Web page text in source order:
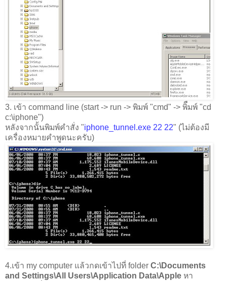
3. เข้า command line (start -> run -> พิมพ์ "cmd" -> พิืมพ์ "cd
c:\iphone")
หลังจากนั้นพิมพ์คำสั่ง "iphone_tunnel.exe 22 22" (ไม่ต้องมี
เครื่องหมายคำพูดนะครับ)
4.เข้า my computer แล้วกดเข้าไปที่ folder C:\Documents
and Settings\All Users\Application Data\Apple หา